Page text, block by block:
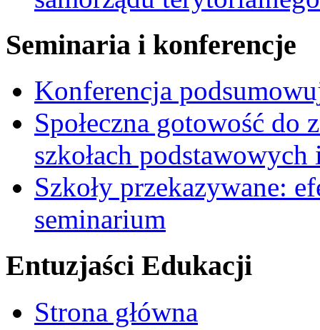
Seminaria i konferencje
Konferencja
Społeczna gotowość do
szkołach
Szkoły przekazywane:
seminarium
Entuzjaści Edukacji
Strona główna